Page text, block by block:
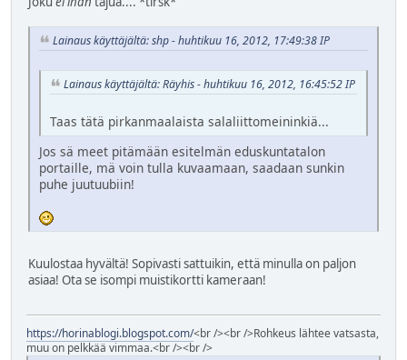
Lainaus käyttäjältä: shp - huhtikuu 16, 2012, 17:49:38 IP
Lainaus käyttäjältä: Räyhis - huhtikuu 16, 2012, 16:45:52 IP
Taas tätä pirkanmaalaista salaliittomeininkiä...
Jos sä meet pitämään esitelmän eduskuntatalon
portaille, mä voin tulla kuvaamaan, saadaan sunkin
puhe juutuubiin!
Kuulostaa hyvältä! Sopivasti sattuikin, että minulla on paljon
asiaa! Ota se isompi muistikortti kameraan!
https://horinablogi.blogspot.com/<br /><br />Rohkeus lähtee vatsasta,
muu on pelkkää vimmaa.<br /><br />